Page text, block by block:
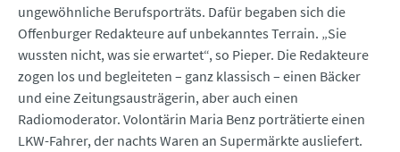
ungewöhnliche Berufsporträts. Dafür begaben sich die
Offenburger Redakteure auf unbekanntes Terrain. „Sie
wussten nicht, was sie erwartet“, so Pieper. Die Redakteure
zogen los und begleiteten – ganz klassisch – einen Bäcker
und eine Zeitungsausträgerin, aber auch einen
Radiomoderator. Volontärin Maria Benz porträtierte einen
LKW-Fahrer, der nachts Waren an Supermärkte ausliefert.